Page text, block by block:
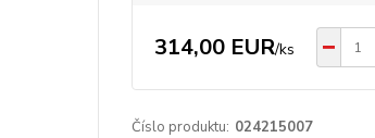
314,00 EUR/ks
Číslo produktu: 024215007